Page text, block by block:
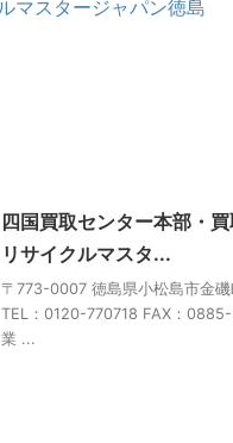
四国買取センター本部・
リサイクルマスタ...
〒773-0007 徳島県小松島市金磯
TEL：0120-770718 FAX：
業 ...